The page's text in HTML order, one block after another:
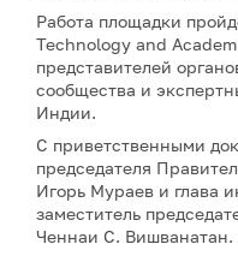
Работа площадки
Technology and
представителей
сообщества и
Индии.
С приветственными
председателя
Игорь Мураев и глава
заместитель
Ченнаи С. Вишванатан.